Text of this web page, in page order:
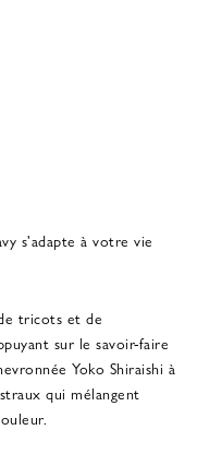
s'adapte à votre vie
tricots et de
sur le savoir-faire
Yoko Shiraishi à
qui mélangent